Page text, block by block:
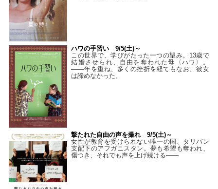
ハワの手習い 9/5(土)～
この世界で、学びがたった一つの望み。13歳で
結婚させられ、自由を奪われた母〈ハワ〉。
——年を重ね、多くの挫折を経てもなお、彼女
は諦めなかった。
撃たれた自由の声を撮れ 9/5(土)～
女性が教育を受けられない唯一の国、タリバン
支配下のアフガニスタン。夢も希望も奪われ、
傷つき、それでも声を上げ続ける——